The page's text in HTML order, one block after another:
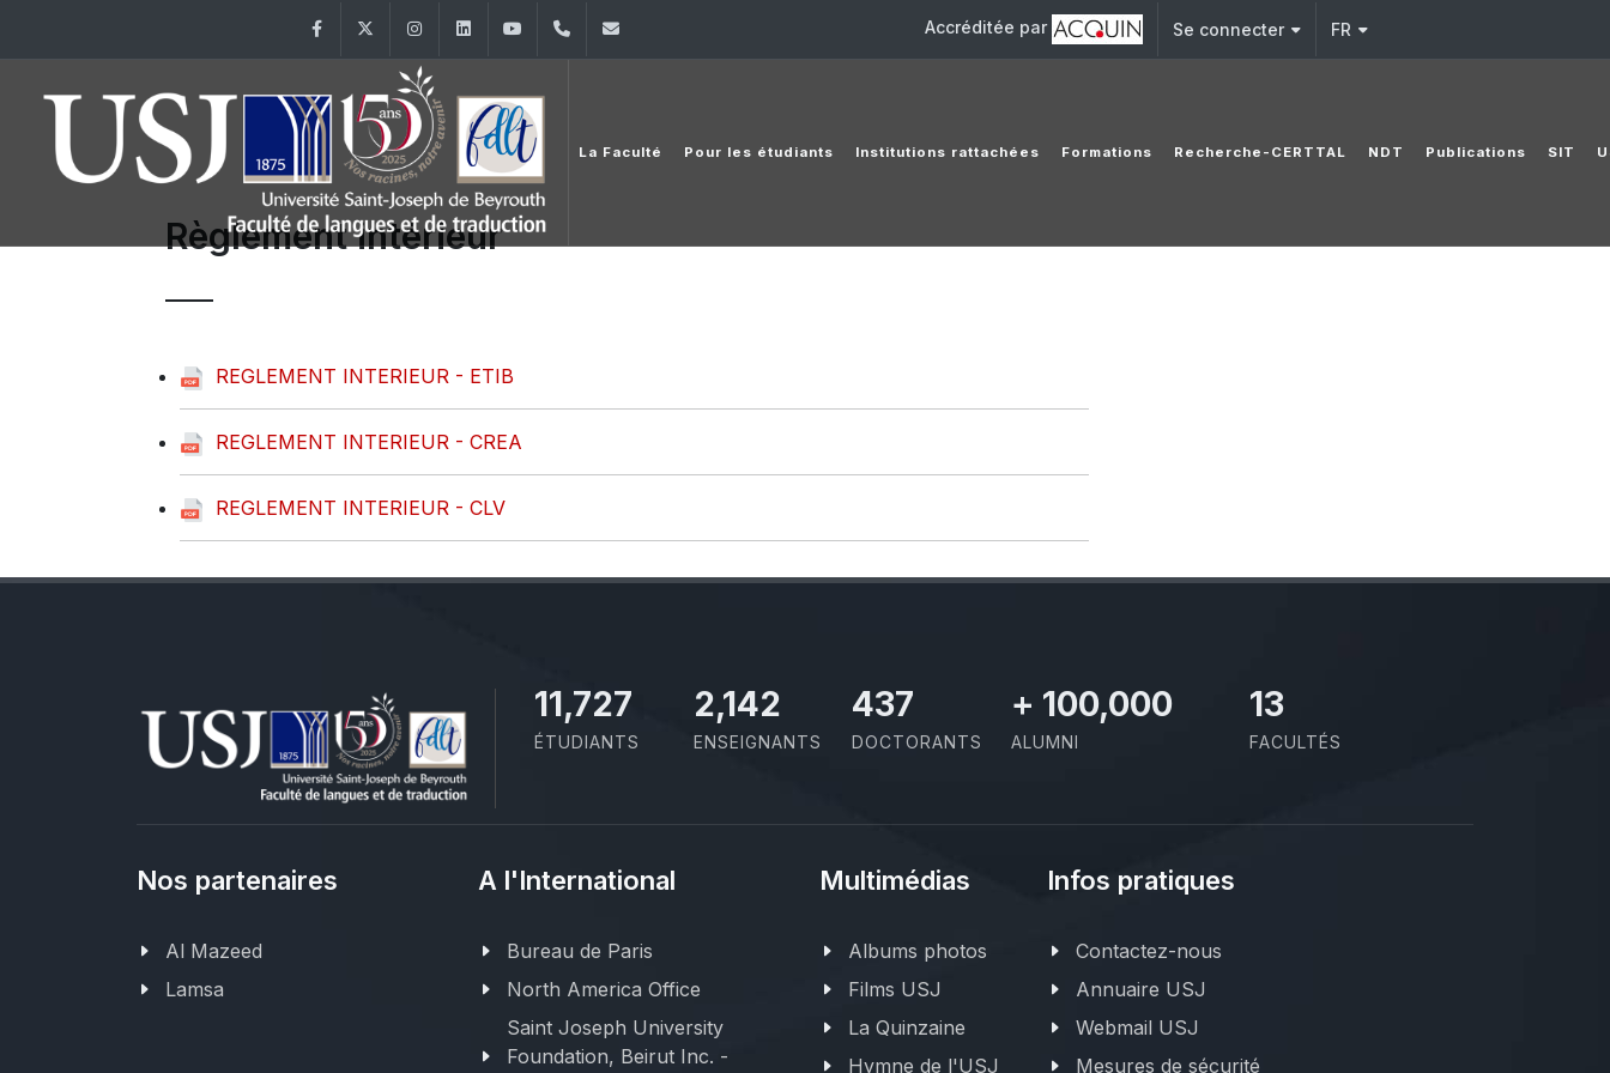
FacebookTwitter InstagramLinkedInYouTube+961 (1) 421 000 Accréditée par Se connecter FR
La Faculté Pour les étudiants Institutions rattachées Formations Recherche-CERTTAL NDT Publications SIT
Règlement intérieur
REGLEMENT INTERIEUR - ETIB
REGLEMENT INTERIEUR - CREA
REGLEMENT INTERIEUR - CLV
11,727
ÉTUDIANTS
2,142
ENSEIGNANTS
437
DOCTORANTS
+ 100,000
ALUMNI
13
FACULTÉS
Nos partenaires
Al Mazeed
Lamsa
A l'International
Bureau de Paris
North America Office
Saint Joseph University
Foundation, Beirut Inc. -
Multimédias
Albums photos
Films USJ
La Quinzaine
Hymne de l'USJ
Infos pratiques
Contactez-nous
Annuaire USJ
Webmail USJ
Mesures de sécurité